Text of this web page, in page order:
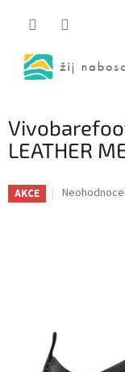
LEATHER
AKCE
Průměrné